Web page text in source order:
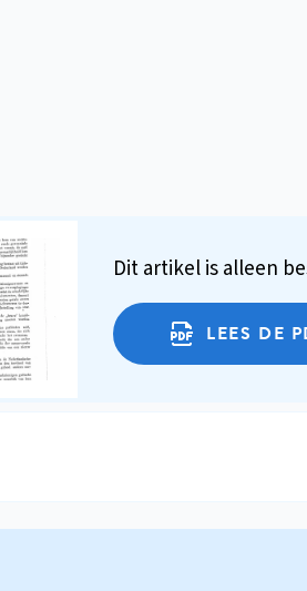
Dit artikel is alleen
LEES DE